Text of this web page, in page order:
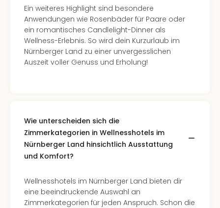
Ein weiteres Highlight sind besondere
Anwendungen wie Rosenbäder für Paare oder
ein romantisches Candlelight-Dinner als
Wellness-Erlebnis. So wird dein Kurzurlaub im
Nürnberger Land zu einer unvergesslichen
Auszeit voller Genuss und Erholung!
Wie unterscheiden sich die
Zimmerkategorien in Wellnesshotels im
Nürnberger Land hinsichtlich Ausstattung
und Komfort?
Wellnesshotels im Nürnberger Land bieten dir
eine beeindruckende Auswahl an
Zimmerkategorien für jeden Anspruch. Schon die